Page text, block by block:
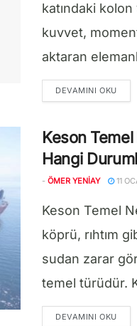
katındaki
kuvvet,
aktaran
DEVAMINI OKU
Keson
Hangi
- ÖMER YENIAY 11
Keson Temel
köprü, rıhtım
sudan zarar
temel türüdür.
DEVAMINI OKU